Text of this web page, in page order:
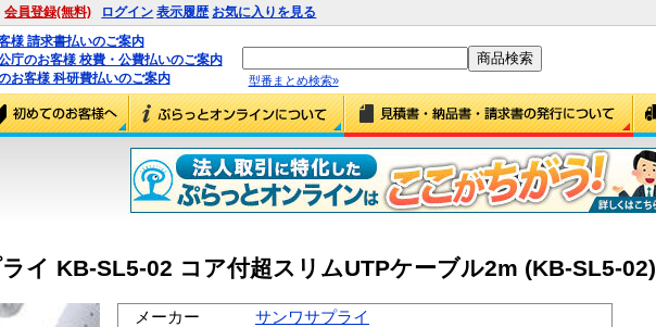
会員登録(無料) ログイン 表示履歴 お気に入りを見る
様 請求書払いのご案内
庁のお客様 校費・公費払いのご案内
お客様 科研費払いのご案内
型番まとめ検索»
イ KB-SL5-02 コア付超スリムUTPケーブル2m (KB-SL5-02)
メーカー
サンワサプライ